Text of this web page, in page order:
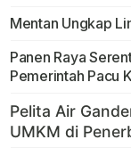
Mentan Ungkap
Panen Raya
Pemerintah Pacu